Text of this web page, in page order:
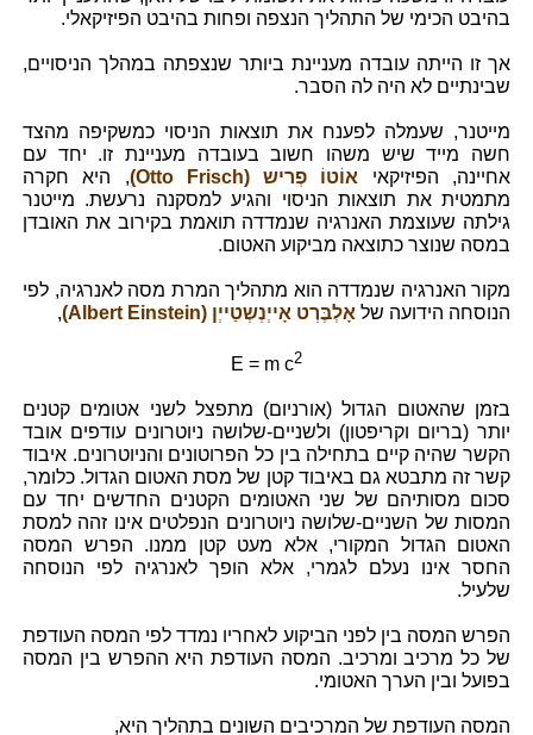
בהיבט הכימי של התהליך הנצפה ופחות בהיבט הפיזיקאלי.
אך זו הייתה עובדה מעניינת ביותר שנצפתה במהלך הניסויים,
שבינתיים לא היה לה הסבר.
מייטנר, שעמלה לפענח את תוצאות הניסוי כמשקיפה מהצד
חשה מייד שיש משהו חשוב בעובדה מעניינת זו. יחד עם
אחיינה, הפיזיקאי אוֹטוֹ פְריש (Otto Frisch)
, היא חקרה
מתמטית את תוצאות הניסוי והגיע למסקנה נרעשת. מייטנר
גילתה שעוצמת האנרגיה שנמדדה תואמת בקירוב את האובדן
במסה שנוצר כתוצאה מביקוע האטום.
מקור האנרגיה שנמדדה הוא מתהליך המרת מסה לאנרגיה, לפי
הנוסחה הידועה של אָלְבֶּרְט אָייְנְשְטַייְן (Albert Einstein) ,
E = m c2
בזמן שהאטום הגדול (אורניום) מתפצל לשני אטומים קטנים
יותר (בריום וקריפטון) ולשניים-שלושה ניוטרונים עודפים אובד
הקשר שהיה קיים בתחילה בין כל הפרוטונים והניוטרונים. איבוד
קשר זה מתבטא גם באיבוד קטן של מסת האטום הגדול. כלומר,
סכום מסותיהם של שני האטומים הקטנים החדשים יחד עם
המסות של השניים-שלושה ניוטרונים הנפלטים אינו זהה למסת
האטום הגדול המקורי, אלא מעט קטן ממנו. הפרש המסה
החסר אינו נעלם לגמרי, אלא הופך לאנרגיה לפי הנוסחה
שלעיל.
הפרש המסה בין לפני הביקוע לאחריו נמדד לפי המסה העודפת
של כל מרכיב ומרכיב. המסה העודפת היא ההפרש בין המסה
בפועל ובין הערך האטומי.
המסה העודפת של המרכיבים השונים בתהליך היא,